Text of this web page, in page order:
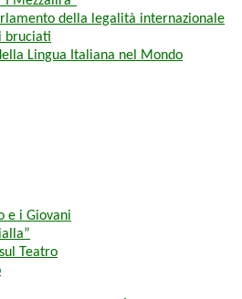
della legalità internazionale
bruciati
Lingua Italiana nel Mondo
e i Giovani
Teatro